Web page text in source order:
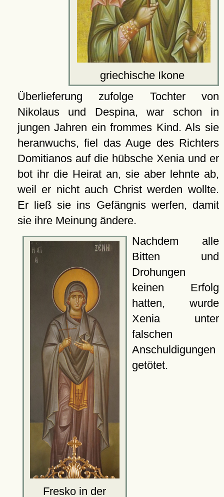
griechische Ikone
Überlieferung zufolge Tochter von
Nikolaus und Despina, war schon in
jungen Jahren ein frommes Kind. Als sie
heranwuchs, fiel das Auge des Richters
Domitianos auf die hübsche Xenia und er
bot ihr die Heirat an, sie aber lehnte ab,
weil er nicht auch Christ werden wollte.
Er ließ sie ins Gefängnis werfen, damit
sie ihre Meinung ändere.
Fresko in der
Nachdem alle
Bitten und
Drohungen
keinen Erfolg
hatten, wurde
Xenia unter
falschen
Anschuldigungen
getötet.